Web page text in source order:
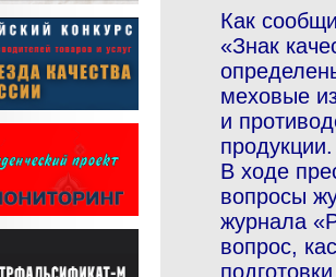
Как
«Знак
меховые
и
продукции.
В ходе
вопросы
журнала
вопрос,